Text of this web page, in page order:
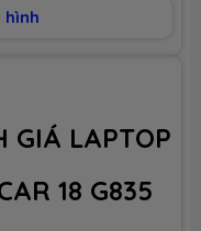
hình
GIÁ LAPTOP
18 G835